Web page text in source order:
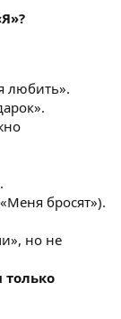
любить».
бросят»).
но не
только